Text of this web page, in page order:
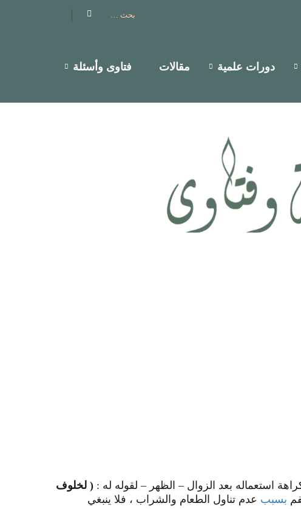
دورات علمية مقالات فتاوى وأسئلة
استعماله بعد الزوال – الظهر – لقوله له : ( لخلوف
بسبب عدم تناول الطعام والشراب ، فلا ينبغي